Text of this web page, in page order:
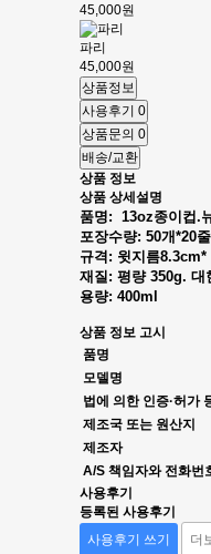
45,000원
파리
45,000원
상품정보
사용후기 0
상품문의 0
배송/교환
상품 정보
상품 상세설명
품명: 13oz종이컵.
포장수량: 50개*20줄
규격: 윗지름
재질: 평량 350g. 대
용량: 400ml
상품 정보 고시
품명
모델명
법에 의한 인증·허가
제조국 또는 원산지
제조자
A/S 책임자와 전화번
사용후기
등록된 사용후기
사용후기 쓰기
더